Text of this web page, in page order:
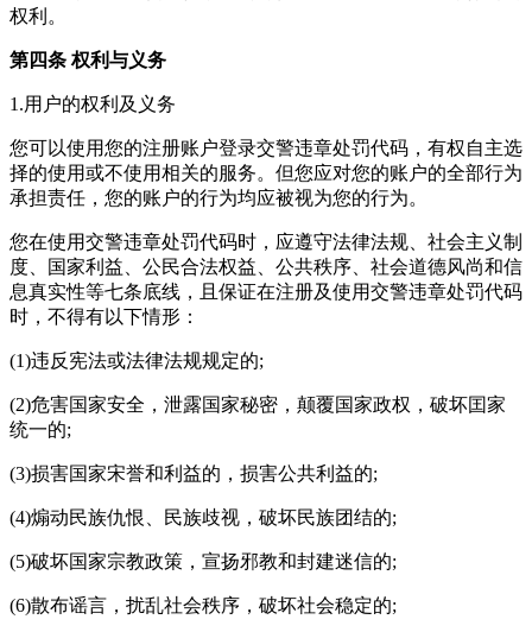
权利。
第四条 权利与义务
1.用户的权利及义务
您可以使用您的注册账户登录交警违章处罚代码，有权自主选
择的使用或不使用相关的服务。但您应对您的账户的全部行为
承担责任，您的账户的行为均应被视为您的行为。
您在使用交警违章处罚代码时，应遵守法律法规、社会主义制
度、国家利益、公民合法权益、公共秩序、社会道德风尚和信
息真实性等七条底线，且保证在注册及使用交警违章处罚代码
时，不得有以下情形：
(1)违反宪法或法律法规规定的;
(2)危害国家安全，泄露国家秘密，颠覆国家政权，破坏囯家
统一的;
(3)损害国家宋誉和利益的，损害公共利益的;
(4)煽动民族仇恨、民族歧视，破坏民族团结的;
(5)破坏国家宗教政策，宣扬邪教和封建迷信的;
(6)散布谣言，扰乱社会秩序，破坏社会稳定的;